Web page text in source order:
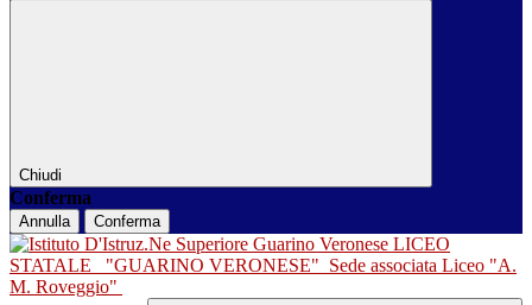
Chiudi
Conferma
Annulla Conferma
LICEO
STATALE
"GUARINO VERONESE" Sede associata Liceo "A.
M. Roveggio"